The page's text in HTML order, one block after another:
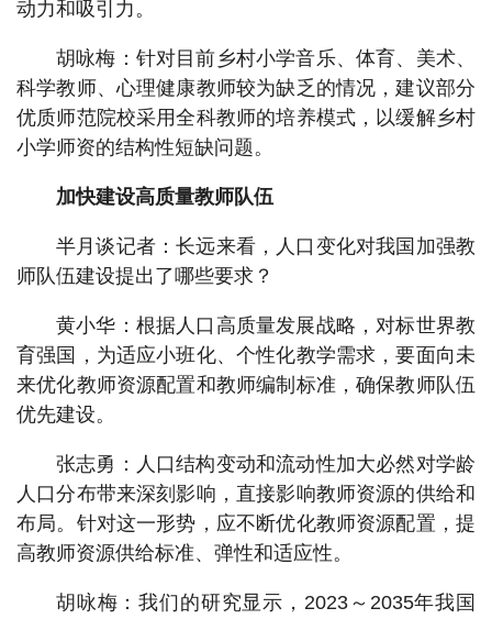
动力和吸引力。
胡咏梅：针对目前乡村小学音乐、体育、美术、
科学教师、心理健康教师较为缺乏的情况，建议部分
优质师范院校采用全科教师的培养模式，以缓解乡村
小学师资的结构性短缺问题。
加快建设高质量教师队伍
半月谈记者：长远来看，人口变化对我国加强教
师队伍建设提出了哪些要求？
黄小华：根据人口高质量发展战略，对标世界教
育强国，为适应小班化、个性化教学需求，要面向未
来优化教师资源配置和教师编制标准，确保教师队伍
优先建设。
张志勇：人口结构变动和流动性加大必然对学龄
人口分布带来深刻影响，直接影响教师资源的供给和
布局。针对这一形势，应不断优化教师资源配置，提
高教师资源供给标准、弹性和适应性。
胡咏梅：我们的研究显示，2023～2035年我国